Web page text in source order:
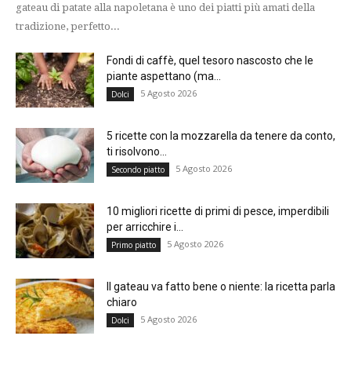
gateau di patate alla napoletana è uno dei piatti più amati della
tradizione, perfetto...
Fondi di caffè, quel tesoro nascosto che le
piante aspettano (ma...
Dolci 5 Agosto 2026
5 ricette con la mozzarella da tenere da conto,
ti risolvono...
Secondo piatto 5 Agosto 2026
10 migliori ricette di primi di pesce, imperdibili
per arricchire i...
Primo piatto 5 Agosto 2026
Il gateau va fatto bene o niente: la ricetta parla
chiaro
Dolci 5 Agosto 2026